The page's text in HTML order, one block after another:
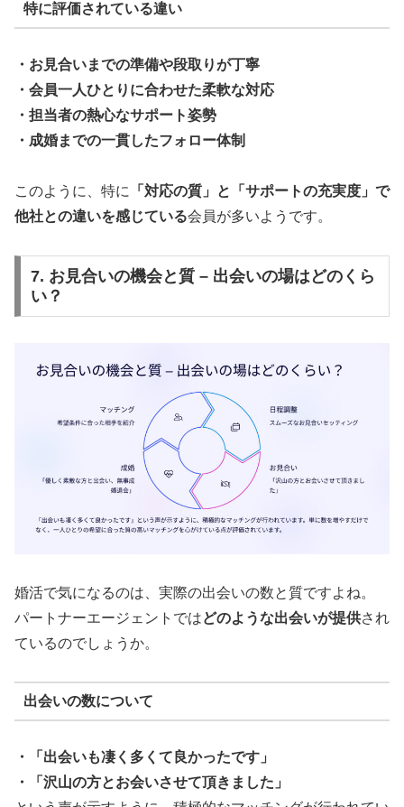
特に評価されている違い
・お見合いまでの準備や段取りが丁寧
・会員一人ひとりに合わせた柔軟な対応
・担当者の熱心なサポート姿勢
・成婚までの一貫したフォロー体制
このように、特に
「対応の質」と「サポートの充実度」で
他社との違いを感じている会員が多いようです。
7. お見合いの機会と質 – 出会いの場はどのくら
い？
婚活で気になるのは、実際の出会いの数と質ですよね。
パートナーエージェントではどのような出会いが提供され
ているのでしょうか。
出会いの数について
・「出会いも凄く多くて良かったです」
・「沢山の方とお会いさせて頂きました」